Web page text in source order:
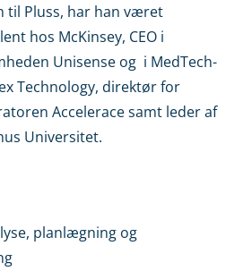
til Pluss, har han været
hos McKinsey, CEO i
Unisense og i MedTech-
Technology, direktør for
Accelerace samt leder af
Universitet.
planlægning og